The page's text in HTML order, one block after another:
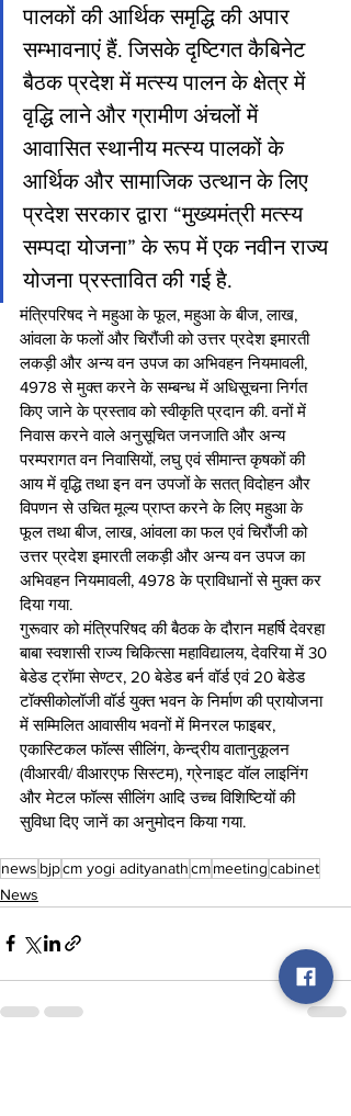
पालकों की आर्थिक समृद्धि की अपार
सम्भावनाएं हैं. जिसके दृष्टिगत कैबिनेट
बैठक प्रदेश में मत्स्य पालन के क्षेत्र में
वृद्धि लाने और ग्रामीण अंचलों में
आवासित स्थानीय मत्स्य पालकों के
आर्थिक और सामाजिक उत्थान के लिए
प्रदेश सरकार द्वारा “मुख्यमंत्री मत्स्य
सम्पदा योजना” के रूप में एक नवीन राज्य
योजना प्रस्तावित की गई है.
मंत्रिपरिषद ने महुआ के फूल, महुआ के बीज, लाख,
आंवला के फलों और चिरौंजी को उत्तर प्रदेश इमारती
लकड़ी और अन्य वन उपज का अभिवहन नियमावली,
4978 से मुक्त करने के सम्बन्ध में अधिसूचना निर्गत
किए जाने के प्रस्ताव को स्वीकृति प्रदान की. वनों में
निवास करने वाले अनुसूचित जनजाति और अन्य
परम्परागत वन निवासियों, लघु एवं सीमान्त कृषकों की
आय में वृद्धि तथा इन वन उपजों के सतत्‌ विदोहन और
विपणन से उचित मूल्य प्राप्त करने के लिए महुआ के
फूल तथा बीज, लाख, आंवला का फल एवं चिरौंजी को
उत्तर प्रदेश इमारती लकड़ी और अन्य वन उपज का
अभिवहन नियमावली, 4978 के प्राविधानों से मुक्त कर
दिया गया.
गुरूवार को मंत्रिपरिषद की बैठक के दौरान महर्षि देवरहा
बाबा स्वशासी राज्य चिकित्सा महाविद्यालय, देवरिया में 30
बेडेड ट्रॉमा सेण्टर, 20 बेडेड बर्न वॉर्ड एवं 20 बेडेड
टॉक्सीकोलॉजी वॉर्ड युक्त भवन के निर्माण की प्रायोजना
में सम्मिलित आवासीय भवनों में मिनरल फाइबर,
एकास्टिकल फॉल्स सीलिंग, केन्द्रीय वातानुकूलन
(वीआरवी/ वीआरएफ सिस्टम), ग्रेनाइट वॉल लाइनिंग
और मेटल फॉल्स सीलिंग आदि उच्च विशिष्टियों की
सुविधा दिए जानें का अनुमोदन किया गया.
news bjpcm yogi adityanathcmmeetingcabinet
News